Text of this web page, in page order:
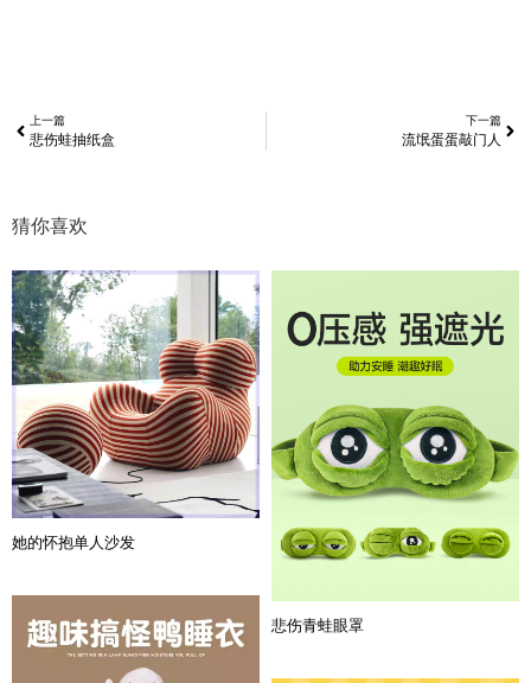
上一篇
悲伤蛙抽纸盒
下一篇
流氓蛋蛋敲门人
猜你喜欢
她的怀抱单人沙发
悲伤青蛙眼罩